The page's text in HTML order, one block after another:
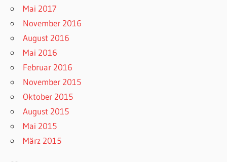
Mai 2017
November 2016
August 2016
Mai 2016
Februar 2016
November 2015
Oktober 2015
August 2015
Mai 2015
März 2015